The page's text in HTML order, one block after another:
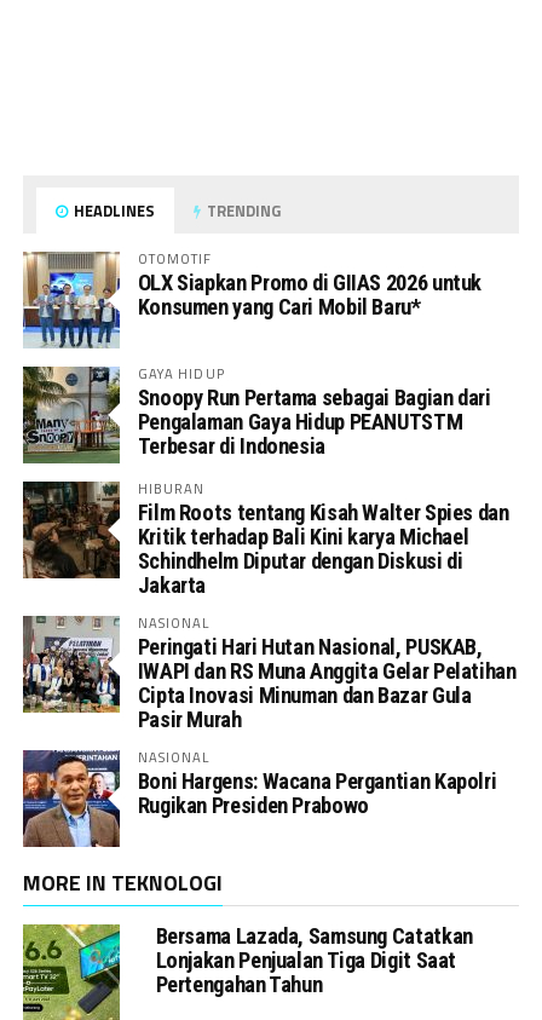
HEADLINES TRENDING
OTOMOTIF
OLX Siapkan Promo di GIIAS 2026 untuk
Konsumen yang Cari Mobil Baru*
GAYA HIDUP
Snoopy Run Pertama sebagai Bagian dari
Pengalaman Gaya Hidup PEANUTSTM
Terbesar di Indonesia
HIBURAN
Film Roots tentang Kisah Walter Spies dan
Kritik terhadap Bali Kini karya Michael
Schindhelm Diputar dengan Diskusi di
Jakarta
NASIONAL
Peringati Hari Hutan Nasional, PUSKAB,
IWAPI dan RS Muna Anggita Gelar Pelatihan
Cipta Inovasi Minuman dan Bazar Gula
Pasir Murah
NASIONAL
Boni Hargens: Wacana Pergantian Kapolri
Rugikan Presiden Prabowo
MORE IN TEKNOLOGI
Bersama Lazada, Samsung Catatkan
Lonjakan Penjualan Tiga Digit Saat
Pertengahan Tahun